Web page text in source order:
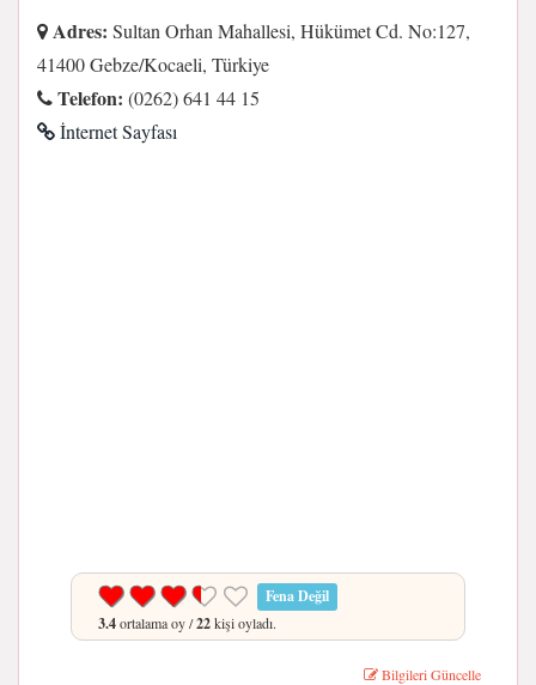
Adres: Sultan Orhan Mahallesi, Hükümet Cd. No:127,
41400 Gebze/Kocaeli, Türkiye
Telefon: (0262) 641 44 15
İnternet Sayfası
Fena Değil
3.4ortalama oy /22kişi oyladı.
Bilgileri Güncelle